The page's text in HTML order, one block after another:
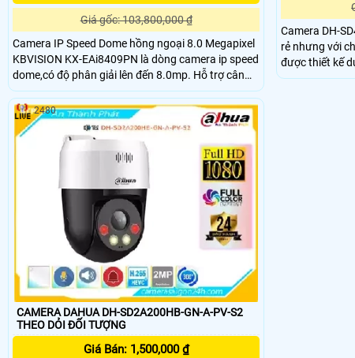
Giá gốc: 103,800,000 ₫
Camera IP Speed Dome hồng ngoại 8.0 Megapixel
KBVISION KX-EAi8409PN là dòng camera ip speed
dome,có độ phân giải lên đến 8.0mp. Hỗ trợ cân
bằng ánh sáng, chống ngược sáng, tự động lấy
nét, chức năng Day/Night (ICR) cảm biến ngày/
đêm
Camera DH-
rẻ nhưng với chất
được thiết kế
bảo việc giám
CAMERA DAHUA DH-SD2A200HB-GN-A-PV-S2
THEO DỎI ĐỐI TƯỢNG
Giá Bán: 1,500,000 ₫
2480